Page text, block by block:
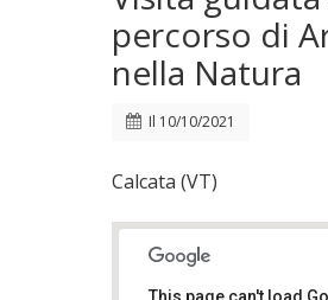
percorso di
nella Natura
Il 10/10/2021
Calcata (VT)